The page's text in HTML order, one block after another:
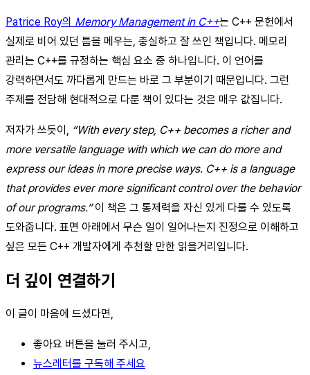
Patrice Roy의 Memory Management in C++는 C++ 문헌에서
실제로 비어 있던 틈을 메우는, 충실하고 잘 쓰인 책입니다. 메모리
관리는 C++를 규정하는 핵심 요소 중 하나입니다. 이 언어를
강력하면서도 까다롭게 만드는 바로 그 부분이기 때문입니다. 그런
주제를 전담해 현대적으로 다룬 책이 있다는 것은 매우 값집니다.
저자가 쓰듯이, “With every step, C++ becomes a richer and
more versatile language with which we can do more and
express our ideas in more precise ways. C++ is a language
that provides ever more significant control over the behavior
of our programs.”이 책은 그 통제력을 자신 있게 다룰 수 있도록
도와줍니다. 표면 아래에서 무슨 일이 일어나는지 진정으로 이해하고
싶은 모든 C++ 개발자에게 추천할 만한 읽을거리입니다.
더 깊이 연결하기
이 글이 마음에 드셨다면,
좋아요 버튼을 눌러 주시고,
뉴스레터를 구독해 주세요